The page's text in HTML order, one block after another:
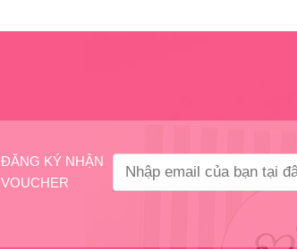
ĐĂNG KÝ NHẬN
VOUCHER